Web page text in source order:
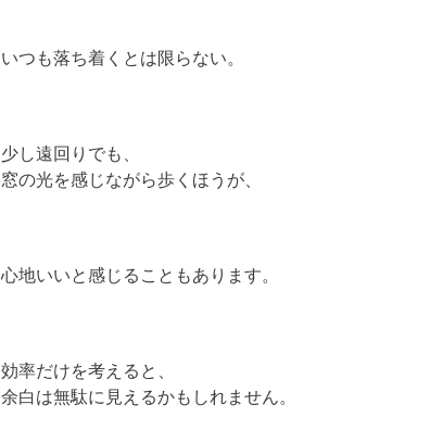
いつも落ち着くとは限らない。
少し遠回りでも、
窓の光を感じながら歩くほうが、
心地いいと感じることもあります。
効率だけを考えると、
余白は無駄に見えるかもしれません。